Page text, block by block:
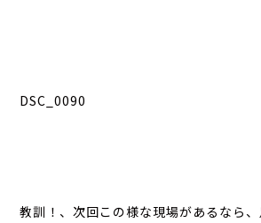
DSC_0090
教訓！、次回この様な現場があるなら